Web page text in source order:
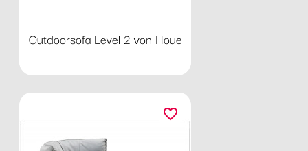
Outdoorsofa Level 2 von Houe
favorite_border